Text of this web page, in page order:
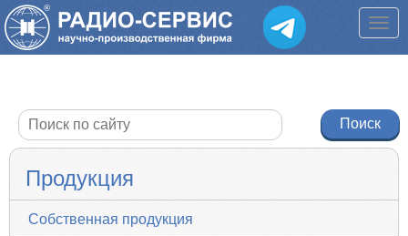
Продукция
Собственная продукция